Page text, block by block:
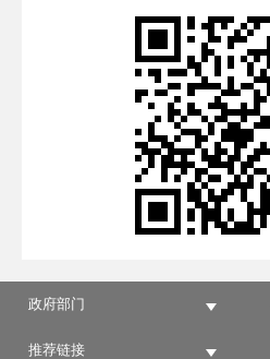
政府部门
推荐链接